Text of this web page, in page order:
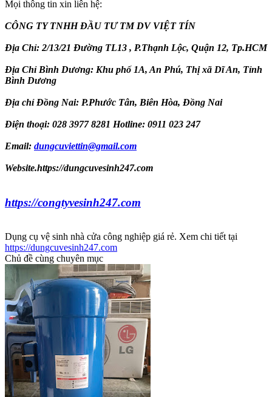
Mọi thông tin xin liên hệ:
CÔNG TY TNHH ĐẦU TƯ TM DV VIỆT TÍN
Địa Chỉ: 2/13/21 Đường TL13 , P.Thạnh Lộc, Quận 12, Tp.HCM
Địa Chỉ Bình Dương: Khu phố 1A, An Phú, Thị xã Dĩ An, Tỉnh
Bình Dương
Địa chỉ Đồng Nai: P.Phước Tân, Biên Hòa, Đồng Nai
Điện thoại: 028 3977 8281 Hotline: 0911 023 247
Email: dungcuviettin@gmail.com
Website.https://dungcuvesinh247.com
https://congtyvesinh247.com
Dụng cụ vệ sinh nhà cửa công nghiệp giá rẻ. Xem chi tiết tại
https://dungcuvesinh247.com
Chủ đề cùng chuyên mục